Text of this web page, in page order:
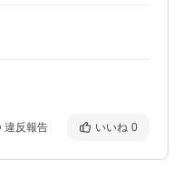
違反報告 いいね 0